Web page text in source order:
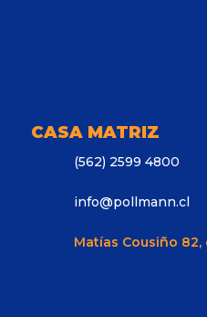
CASA MATRIZ
(562) 2599 4800
info@pollmann.cl
Matías Cousiño 82,